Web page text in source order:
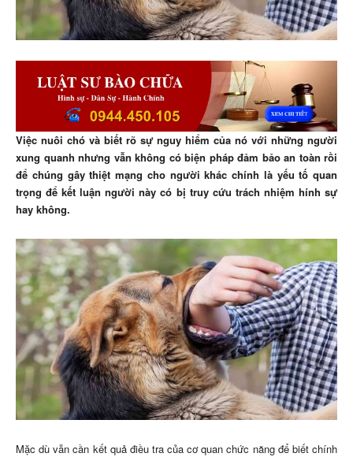
Việc nuôi chó và biết rõ sự nguy hiểm của nó với những người
xung quanh nhưng vẫn không có biện pháp đảm bảo an toàn rồi
để chúng gây thiệt mạng cho người khác chính là yếu tố quan
trọng để kết luận người này có bị truy cứu trách nhiệm hính sự
hay không.
Mặc dù vẫn cần kết quả điều tra của cơ quan chức năng để biết chính